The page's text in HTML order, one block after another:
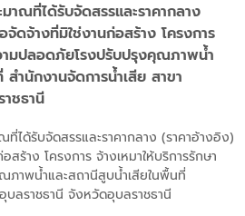
าณที่ได้รับจัดสรรและราคากลาง
จัดจ้างที่มิใช่งานก่อสร้าง โครงการ
ามปลอดภัยโรงปรับปรุงคุณภาพน้ำ
ำนักงานจัดการน้ำเสีย สาขา
ชธานี
ได้รับจัดสรรและราคากลาง (ราคาอ้างอิง)
สร้าง โครงการ จ้างเหมาให้บริการรักษา
าพน้ำและสถานีสูบน้ำเสียในพื้นที่
บลราชธานี จังหวัดอุบลราชธานี